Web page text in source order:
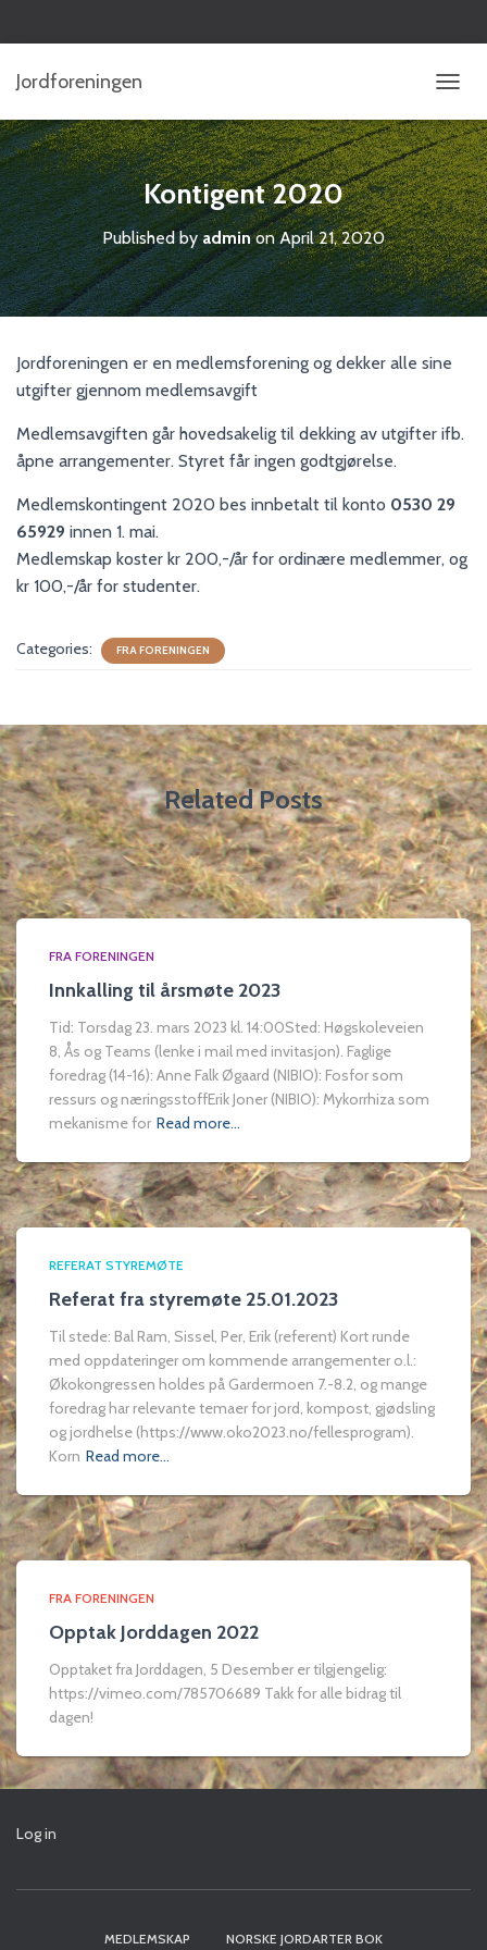
Jordforeningen
O
G
G
L
E
N
A
V
I
G
I
Kontigent 2020
Published byadminonApril 21, 2020
Jordforeningen er en medlemsforening og dekker alle sine
utgifter gjennom medlemsavgift
Medlemsavgiften går hovedsakelig til dekking av utgifter ifb.
åpne arrangementer. Styret får ingen godtgjørelse.
Medlemskontingent 2020 bes innbetalt til konto 0530 29
65929 innen 1. mai.
Medlemskap koster kr 200,-/år for ordinære medlemmer, og
kr 100,-/år for studenter.
Categories: FRA FORENINGEN
Related Posts
FRA FORENINGEN
Innkalling til årsmøte 2023
Tid: Torsdag 23. mars 2023 kl. 14:00Sted: Høgskoleveien
8, Ås og Teams (lenke i mail med invitasjon). Faglige
foredrag (14-16): Anne Falk Øgaard (NIBIO): Fosfor som
ressurs og næringsstoffErik Joner (NIBIO): Mykorrhiza som
mekanisme for Read more…
REFERAT STYREMØTE
Referat fra styremøte 25.01.2023
Til stede: Bal Ram, Sissel, Per, Erik (referent) Kort runde
med oppdateringer om kommende arrangementer o.l.:
Økokongressen holdes på Gardermoen 7.-8.2, og mange
foredrag har relevante temaer for jord, kompost, gjødsling
og jordhelse (https://www.oko2023.no/fellesprogram).
Korn Read more…
FRA FORENINGEN
Opptak Jorddagen 2022
Opptaket fra Jorddagen, 5 Desember er tilgjengelig:
https://vimeo.com/785706689 Takk for alle bidrag til
dagen!
Log in
MEDLEMSKAP NORSKE JORDARTER BOK